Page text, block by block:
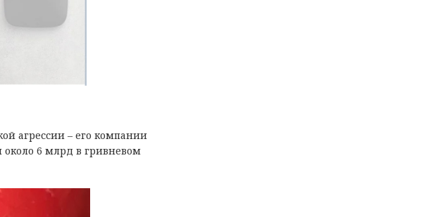
агрессии – его компании
около 6 млрд в гривневом